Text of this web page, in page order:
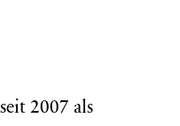
2007 als